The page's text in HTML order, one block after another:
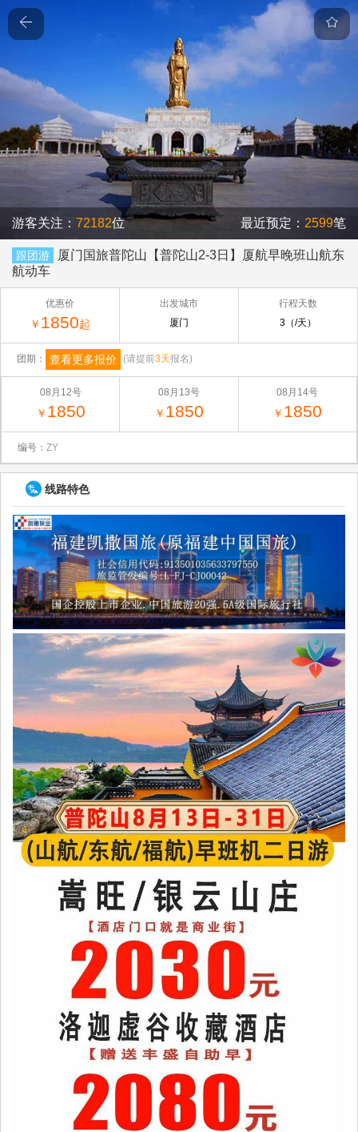
游客关注： 72182位 最近预定： 2599笔
跟团游
厦门国旅普陀山【普陀山2-3日】厦航早晚班山航东
航动车
优惠价
￥ 1850起
出发城市
厦门
行程天数
3（/天）
团期： 查看更多报价 (请提前3天报名)
08月12号
￥ 1850
08月13号
￥ 1850
08月14号
￥ 1850
编号： ZY
线路特色